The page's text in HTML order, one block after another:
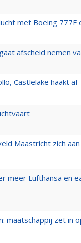
met Boeing 777F
afscheid nemen
Castlelake haakt af
Maastricht zich aan
meer Lufthansa en
maatschappij zet in